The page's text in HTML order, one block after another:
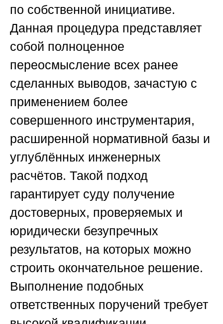
по собственной инициативе.
Данная процедура представляет
собой полноценное
переосмысление всех ранее
сделанных выводов, зачастую с
применением более
совершенного инструментария,
расширенной нормативной базы и
углублённых инженерных
расчётов. Такой подход
гарантирует суду получение
достоверных, проверяемых и
юридически безупречных
результатов, на которых можно
строить окончательное решение.
Выполнение подобных
ответственных поручений требует